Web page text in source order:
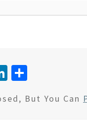
Li
ke ar
But You Can